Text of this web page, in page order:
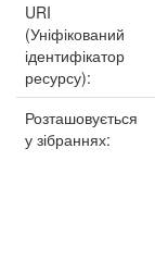
URI
(Уніфікований
ідентифікатор
ресурсу):
Розташовується
у зібраннях: